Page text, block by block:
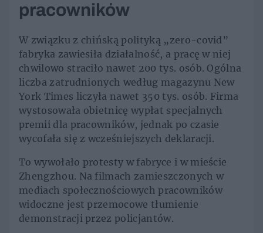
pracowników
W związku z chińską polityką „zero-covid”
fabryka zawiesiła działalność, a pracę w niej
chwilowo straciło nawet 200 tys. osób. Ogólna
liczba zatrudnionych według magazynu New
York Times liczyła nawet 350 tys. osób. Firma
wystosowała obietnicę wypłat specjalnych
premii dla pracowników, jednak po czasie
wycofała się z wcześniejszych deklaracji.
To wywołało protesty w fabryce i w mieście
Zhengzhou. Na filmach zamieszczonych w
mediach społecznościowych pracowników
widoczne jest przemocowe tłumienie
demonstracji przez policjantów.